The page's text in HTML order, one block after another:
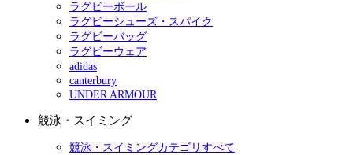
ラグビーボール
ラグビーシューズ・スパイク
ラグビーバッグ
ラグビーウェア
adidas
canterbury
UNDER ARMOUR
競泳・スイミング
競泳・スイミングカテゴリすべて